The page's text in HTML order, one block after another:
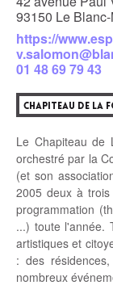
93150 Le
https://
01 48 69 79 43
CHAPITEAU DE LA
Le Chapiteau de
orchestré par la
(et son
2005 deux à
programmation
...) toute l'année.
artistiques et
: des
nombreux